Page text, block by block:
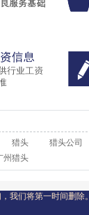
猎头 猎头公司
州猎头
我们将第一时间删除。